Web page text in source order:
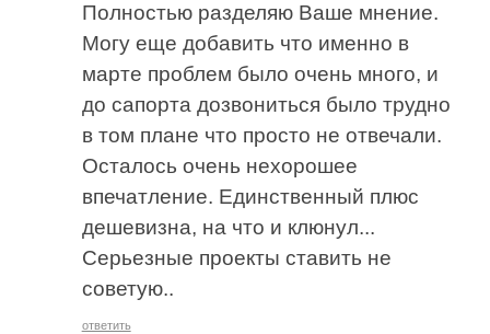
Полностью разделяю Ваше мнение.
Могу еще добавить что именно в
марте проблем было очень много, и
до сапорта дозвониться было трудно
в том плане что просто не отвечали.
Осталось очень нехорошее
впечатление. Единственный плюс
дешевизна, на что и клюнул...
Серьезные проекты ставить не
советую..
ответить